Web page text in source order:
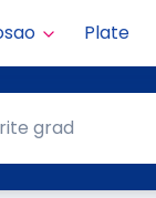
Plate
grad